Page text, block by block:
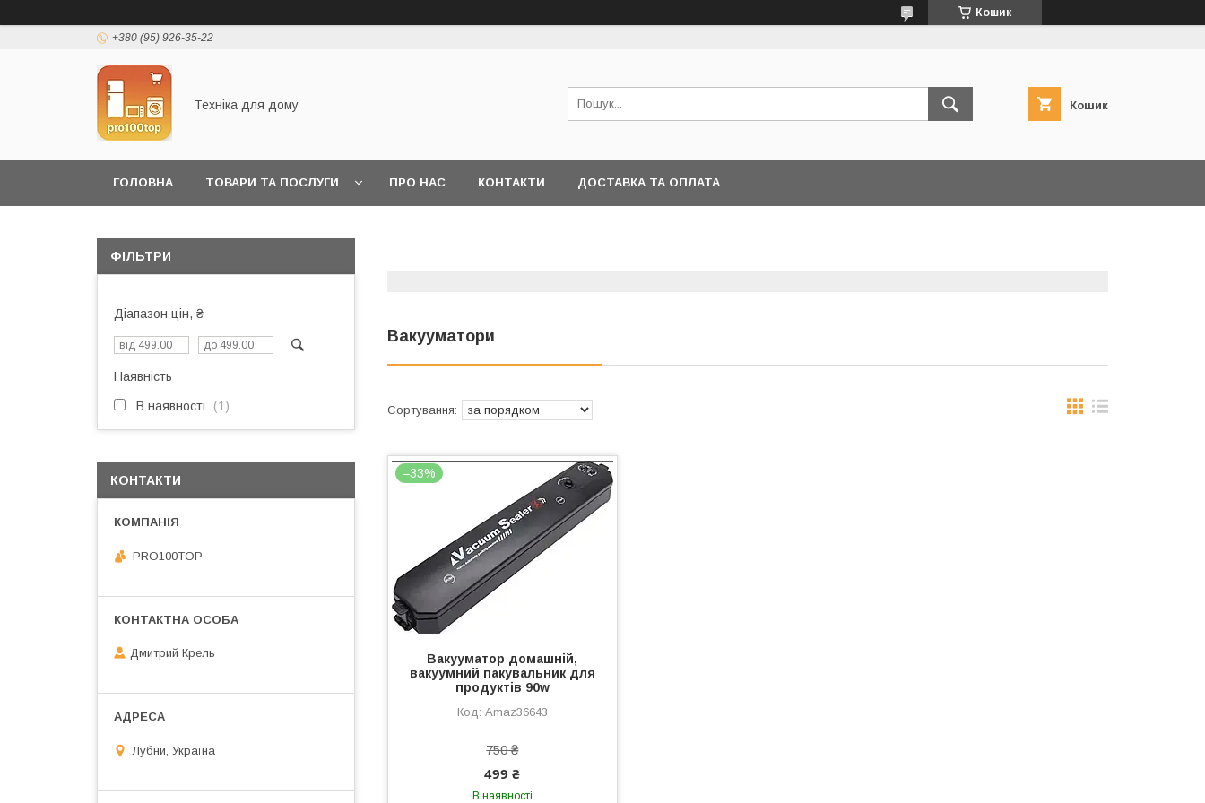
Кошик
+380 (95) 926-35-22
Техніка для дому Кошик
ГОЛОВНА ТОВАРИ ТА ПОСЛУГИ ПРО НАС КОНТАКТИ ДОСТАВКА ТА ОПЛАТА
Вакууматори
–33%
Вакууматор домашній,
вакуумний пакувальник для
продуктів 90w
Amaz36643
750 ₴
499 ₴
В наявності
ФІЛЬТРИ
Діапазон цін, ₴
Наявність
В наявності 1
КОНТАКТИ
PRO100TOP
Дмитрий Крель
Лубни, Україна